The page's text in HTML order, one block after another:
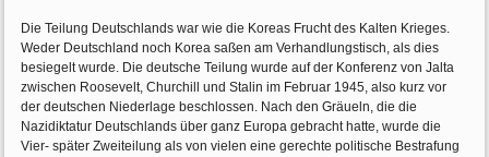
Die Teilung Deutschlands war wie die Koreas Frucht des Kalten Krieges.
Weder Deutschland noch Korea saßen am Verhandlungstisch, als dies
besiegelt wurde. Die deutsche Teilung wurde auf der Konferenz von Jalta
zwischen Roosevelt, Churchill und Stalin im Februar 1945, also kurz vor
der deutschen Niederlage beschlossen. Nach den Gräueln, die die
Nazidiktatur Deutschlands über ganz Europa gebracht hatte, wurde die
Vier- später Zweiteilung als von vielen eine gerechte politische Bestrafung